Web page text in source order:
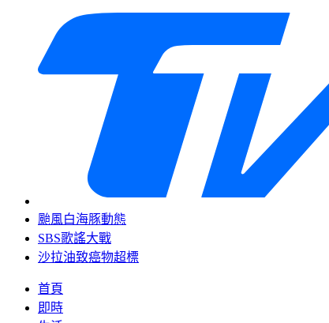
颱風白海豚動態
SBS歌謠大戰
沙拉油致癌物超標
首頁
即時